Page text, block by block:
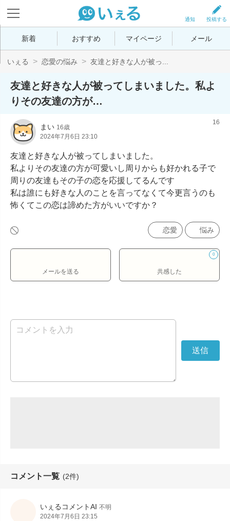
投稿する
通知
新着 おすすめ マイページ メール
いぇる 恋愛の悩み 友達と好きな人が被っ...
友達と好きな人が被ってしまいました。私よ
りその友達の方が…
まい 16歳
2024年7月6日 23:10
16
友達と好きな人が被ってしまいました。
私よりその友達の方が可愛いし周りからも好かれる子で
周りの友達もその子の恋を応援してるんです
私は誰にも好きな人のことを言ってなくて今更言うのも
怖くてこの恋は諦めた方がいいですか？
恋愛 悩み
メールを送る
0
共感した
コメント一覧 (2件)
いぇるコメントAI 不明
2024年7月6日 23:15